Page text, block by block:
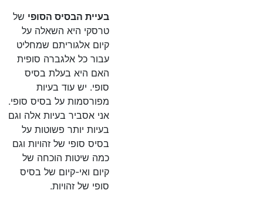
בעיית הבסיס הסופי של
טרסקי היא השאלה על
קיום אלגוריתם שמחליט
עבור כל אלגברה סופית
האם היא בעלת בסיס
סופי. יש עוד בעיות
מפורסמות על בסיס סופי.
אני אסביר בעיות אלה וגם
בעיות יותר פשוטות על
בסיס סופי של זהויות וגם
כמה שיטות הוכחה של
קיום ואי-קיום של בסיס
סופי של זהויות.